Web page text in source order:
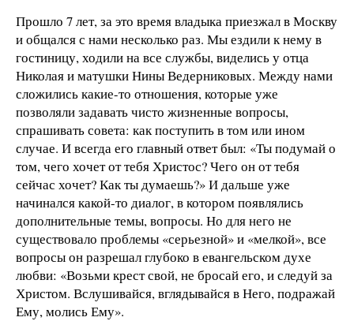
Прошло 7 лет, за это время владыка приезжал в Москву
и общался с нами несколько раз. Мы ездили к нему в
гостиницу, ходили на все службы, виделись у отца
Николая и матушки Нины Ведерниковых. Между нами
сложились какие-то отношения, которые уже
позволяли задавать чисто жизненные вопросы,
спрашивать совета: как поступить в том или ином
случае. И всегда его главный ответ был: «Ты подумай о
том, чего хочет от тебя Христос? Чего он от тебя
сейчас хочет? Как ты думаешь?» И дальше уже
начинался какой-то диалог, в котором появлялись
дополнительные темы, вопросы. Но для него не
существовало проблемы «серьезной» и «мелкой», все
вопросы он разрешал глубоко в евангельском духе
любви: «Возьми крест свой, не бросай его, и следуй за
Христом. Вслушивайся, вглядывайся в Него, подражай
Ему, молись Ему».